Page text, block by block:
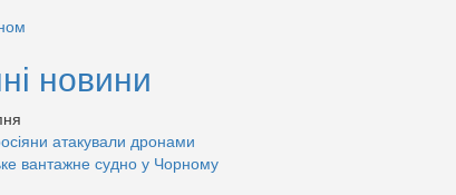
новини
атакували дронами
вантажне судно у Чорному